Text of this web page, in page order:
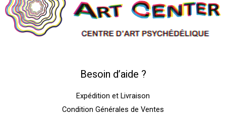
Besoin d’aide ?
Expédition et Livraison
Condition Générales de Ventes